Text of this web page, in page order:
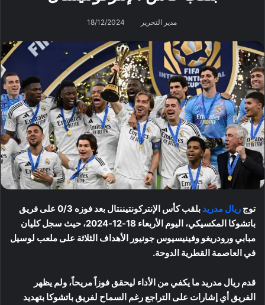
مدير التحرير 18/12/2024
توج ريال مدريد
بلقب كأس الإنتركونتيننتال بعد فوزه 0/3 على فريق
باتشوكا المكسيكي، اليوم الأربعاء 18-12-2024، حيث سجل كليان
مبابي ورودريغو وفينيسيوس جونيور الأهداف الثلاثة على ملعب لوسيل
في العاصمة القطرية الدوحة.
قدم ريال مدريد ما يكفي من الأداء ليحقق فوزاً مريحاً، ولم يظهر
الفريق أي إشارات على التراجع رغم السماح لفريق باتشوكا بتهديد